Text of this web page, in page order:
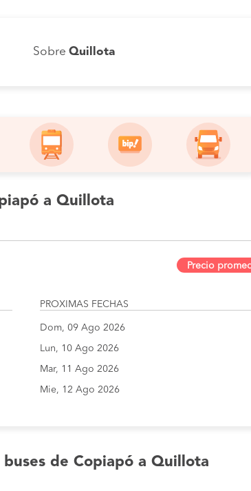
Sobre Quillota
a Quillota
Precio
PROXIMAS FECHAS
Dom, 09 Ago 2026
Lun, 10 Ago 2026
Mar, 11 Ago 2026
Mie, 12 Ago 2026
buses de Copiapó a Quillota